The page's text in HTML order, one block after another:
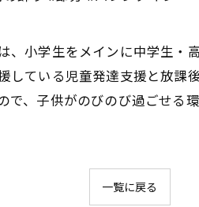
小学生をメインに中学生
ている児童発達支援と放課
、子供がのびのび過ごせる環
一覧に戻る